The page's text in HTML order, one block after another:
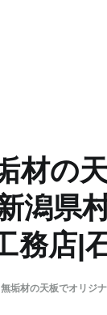
材の
潟県
務店|
垢材の天板でオリジ